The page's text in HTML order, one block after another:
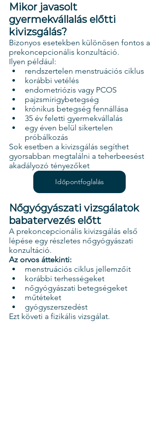
Mikor javasolt
gyermekvállalás előtti
kivizsgálás?
Bizonyos esetekben különösen fontos a
prekoncepcionális konzultáció.
Ilyen például:
rendszertelen menstruációs ciklus
korábbi vetélés
endometriózis vagy PCOS
pajzsmirigybetegség
krónikus betegség fennállása
35 év feletti gyermekvállalás
egy éven belül sikertelen
próbálkozás
Sok esetben a kivizsgálás segíthet
gyorsabban megtalálni a teherbeesést
akadályozó tényezőket
Időpontfoglalás
Nőgyógyászati vizsgálatok
babatervezés előtt
A prekoncepcionális kivizsgálás első
lépése egy részletes nőgyógyászati
konzultáció.
Az orvos áttekinti:
menstruációs ciklus jellemzőit
korábbi terhességeket
nőgyógyászati betegségeket
műtéteket
gyógyszerszedést
Ezt követi a fizikális vizsgálat.